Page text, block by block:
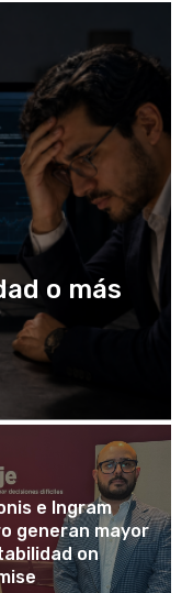
o más
e Ingram
generan mayor
on